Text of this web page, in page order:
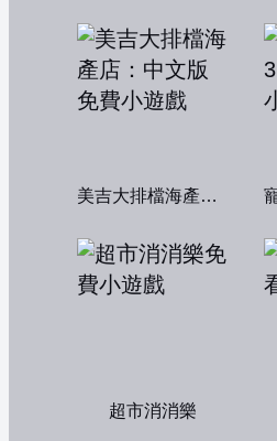
美吉大排檔海產店：中文版
超市消消樂